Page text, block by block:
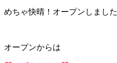
めちゃ快晴！オープンしました
オープンからは